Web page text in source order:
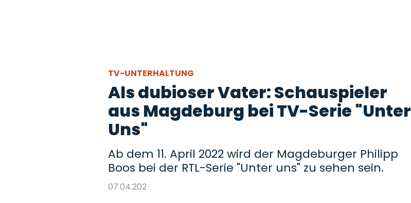
TV-UNTERHALTUNG
Als dubioser Vater: Schauspieler
aus Magdeburg bei TV-Serie "Unter
Uns"
Ab dem 11. April 2022 wird der Magdeburger Philipp
Boos bei der RTL-Serie "Unter uns" zu sehen sein.
07.04.202